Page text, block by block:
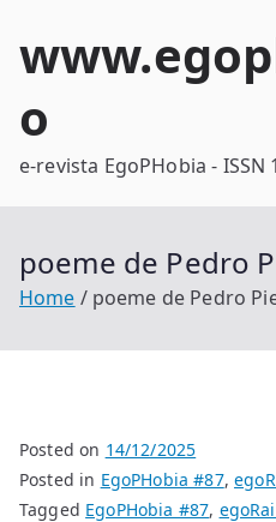
o
e-revista EgoPHobia - ISSN
poeme de Pedro
Home poeme de Pedro
Posted on 14/12/2025
Posted in EgoPHobia #87,
Tagged EgoPHobia #87,